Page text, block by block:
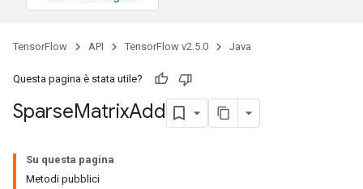
TensorFlow API TensorFlow v2.5.0 Java
Questa pagina è stata utile?
SparseMatrixAdd
Su questa pagina
Metodi pubblici